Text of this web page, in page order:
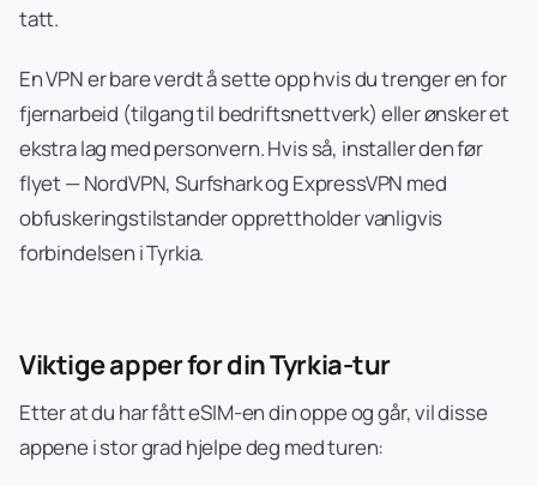
tatt.
En VPN er bare verdt å sette opp hvis du trenger en for
fjernarbeid (tilgang til bedriftsnettverk) eller ønsker et
ekstra lag med personvern. Hvis så, installer den før
flyet — NordVPN, Surfshark og ExpressVPN med
obfuskeringstilstander opprettholder vanligvis
forbindelsen i Tyrkia.
Viktige apper for din Tyrkia-tur
Etter at du har fått eSIM-en din oppe og går, vil disse
appene i stor grad hjelpe deg med turen: